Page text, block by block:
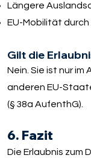
Längere
EU-Mobilität
Gilt die
Nein. Sie ist nur
anderen EU-
(§ 38a AufenthG).
6. Fazit
Die Erlaubnis zum